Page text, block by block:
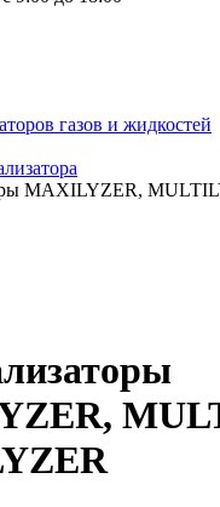
газов и жидкостей
MAXILYZER,